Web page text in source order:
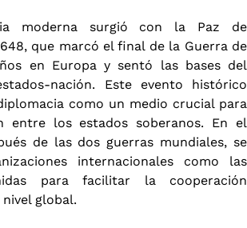
moderna surgió con la Paz de
que marcó el final de la Guerra de
en Europa y sentó las bases del
nación. Este evento histórico
como un medio crucial para
entre los estados soberanos. En el
de las dos guerras mundiales, se
internacionales como las
para facilitar la cooperación
global.